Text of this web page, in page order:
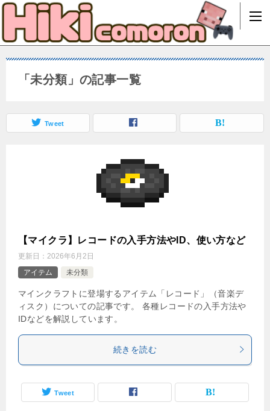
「未分類」の記事一覧
Tweet
【マイクラ】レコードの入手方法やID、使い方など
更新日： 2026年6月2日
アイテム
未分類
マインクラフトに登場するアイテム「レコード」（音楽デ
ィスク）についての記事です。 各種レコードの入手方法や
IDなどを解説しています。
続きを読む
Tweet